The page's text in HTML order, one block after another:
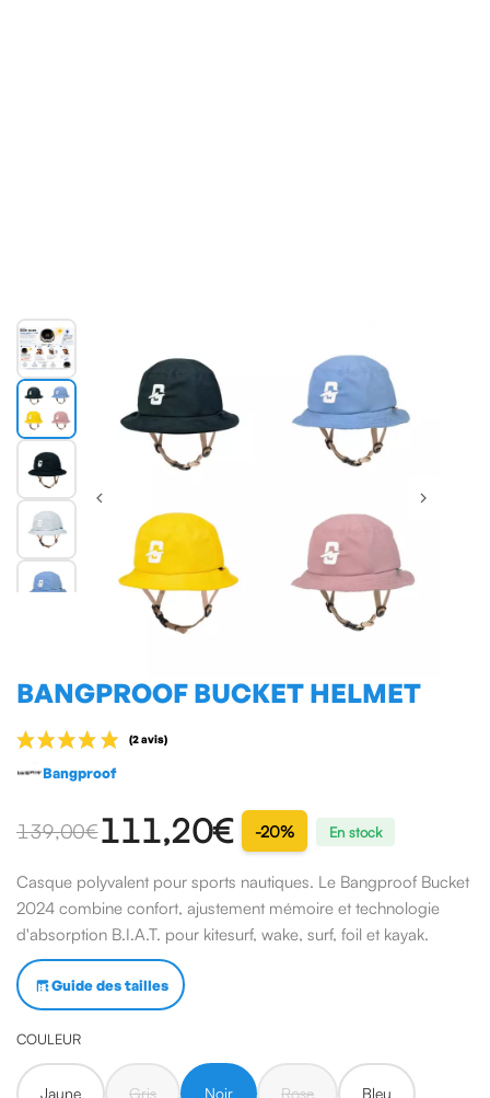
BANGPROOF BUCKET HELMET
(2 avis)
Bangproof
139,00 €111,20€ -20% En stock
Casque polyvalent pour sports nautiques. Le Bangproof Bucket
2024 combine confort, ajustement mémoire et technologie
d'absorption B.I.A.T. pour kitesurf, wake, surf, foil et kayak.
Guide des tailles
COULEUR
Jaune Gris Noir Rose Bleu